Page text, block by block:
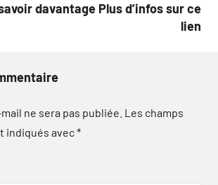
davantage Plus d’infos sur ce
lien
ne sera pas publiée. Les champs
indiqués avec*